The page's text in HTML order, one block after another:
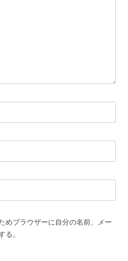
めブラウザーに自分の名前、メー
る。